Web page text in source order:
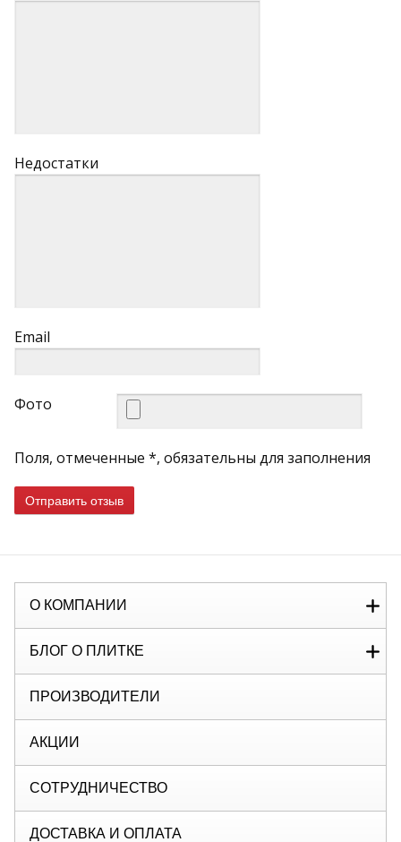
Недостатки
Email
Фото
Поля, отмеченные *, обязательны для заполнения
Отправить отзыв
О КОМПАНИИ
БЛОГ О ПЛИТКЕ
ПРОИЗВОДИТЕЛИ
АКЦИИ
СОТРУДНИЧЕСТВО
ДОСТАВКА И ОПЛАТА